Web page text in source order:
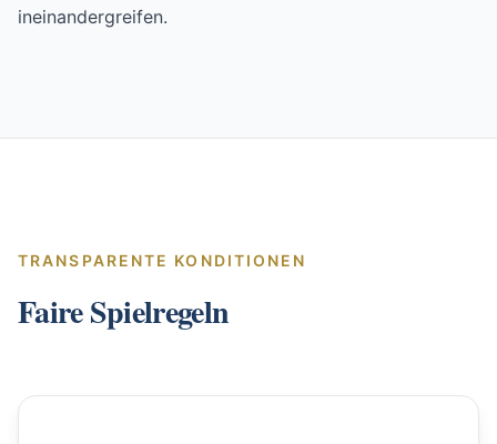
ineinandergreifen.
TRANSPARENTE KONDITIONEN
Faire Spielregeln